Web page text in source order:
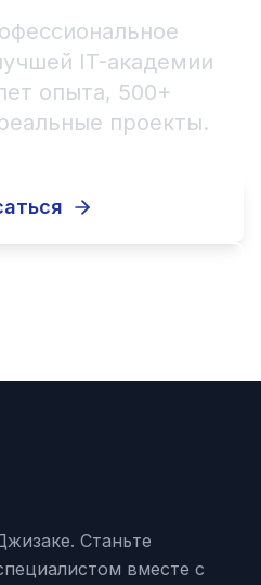
IT-академии
опыта, 500+
проекты.
Станьте
вместе с